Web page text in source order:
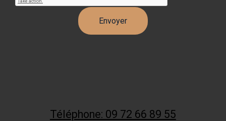
Téléphone: 09 72 66 89 55